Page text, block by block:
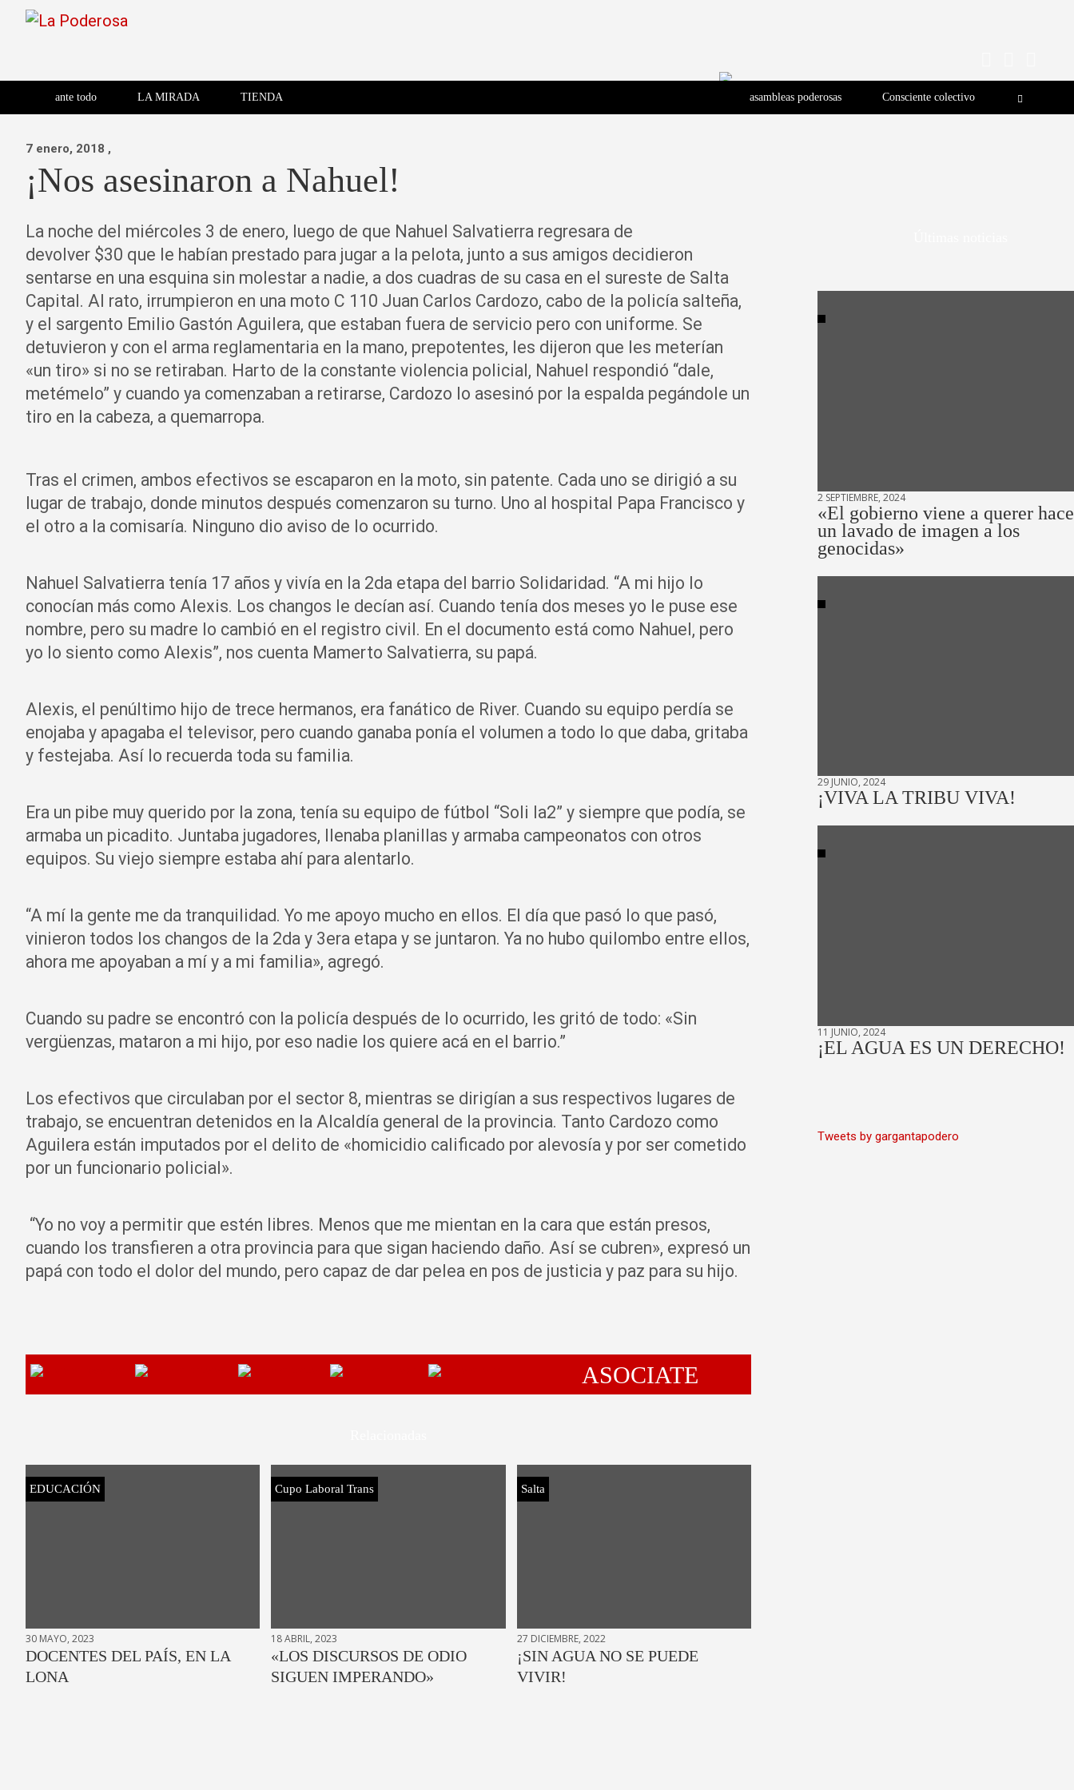
Saltar
La Poderosa
brazo literario del movimiento
La Poderosa
Revista de cultura villera, brazo literario del movimiento La Poderosa.
ante todo LA MIRADA TIENDA asambleas poderosas Consciente colectivo
7 enero, 2018 ,
¡Nos asesinaron a Nahuel!
La noche del miércoles 3 de enero, luego de que Nahuel Salvatierra regresara de
devolver $30 que le habían prestado para jugar a la pelota, junto a sus amigos decidieron
sentarse en una esquina sin molestar a nadie, a dos cuadras de su casa en el sureste de Salta
Capital. Al rato, irrumpieron en una moto C 110 Juan Carlos Cardozo, cabo de la policía salteña,
y el sargento Emilio Gastón Aguilera, que estaban fuera de servicio pero con uniforme. Se
detuvieron y con el arma reglamentaria en la mano, prepotentes, les dijeron que les meterían
«un tiro» si no se retiraban. Harto de la constante violencia policial, Nahuel respondió “dale,
metémelo” y cuando ya comenzaban a retirarse, Cardozo lo asesinó por la espalda pegándole un
tiro en la cabeza, a quemarropa.
Tras el crimen, ambos efectivos se escaparon en la moto, sin patente. Cada uno se dirigió a su
lugar de trabajo, donde minutos después comenzaron su turno. Uno al hospital Papa Francisco y
el otro a la comisaría. Ninguno dio aviso de lo ocurrido.
Nahuel Salvatierra tenía 17 años y vivía en la 2da etapa del barrio Solidaridad. “A mi hijo lo
conocían más como Alexis. Los changos le decían así. Cuando tenía dos meses yo le puse ese
nombre, pero su madre lo cambió en el registro civil. En el documento está como Nahuel, pero
yo lo siento como Alexis”, nos cuenta Mamerto Salvatierra, su papá.
Alexis, el penúltimo hijo de trece hermanos, era fanático de River. Cuando su equipo perdía se
enojaba y apagaba el televisor, pero cuando ganaba ponía el volumen a todo lo que daba, gritaba
y festejaba. Así lo recuerda toda su familia.
Era un pibe muy querido por la zona, tenía su equipo de fútbol “Soli la2” y siempre que podía, se
armaba un picadito. Juntaba jugadores, llenaba planillas y armaba campeonatos con otros
equipos. Su viejo siempre estaba ahí para alentarlo.
“A mí la gente me da tranquilidad. Yo me apoyo mucho en ellos. El día que pasó lo que pasó,
vinieron todos los changos de la 2da y 3era etapa y se juntaron. Ya no hubo quilombo entre ellos,
ahora me apoyaban a mí y a mi familia», agregó.
Cuando su padre se encontró con la policía después de lo ocurrido, les gritó de todo: «Sin
vergüenzas, mataron a mi hijo, por eso nadie los quiere acá en el barrio.”
Los efectivos que circulaban por el sector 8, mientras se dirigían a sus respectivos lugares de
trabajo, se encuentran detenidos en la Alcaldía general de la provincia. Tanto Cardozo como
Aguilera están imputados por el delito de «homicidio calificado por alevosía y por ser cometido
por un funcionario policial».
“Yo no voy a permitir que estén libres. Menos que me mientan en la cara que están presos,
cuando los transfieren a otra provincia para que sigan haciendo daño. Así se cubren», expresó un
papá con todo el dolor del mundo, pero capaz de dar pelea en pos de justicia y paz para su hijo.
ASOCIATE
EDUCACIÓN
30 MAYO, 2023
DOCENTES DEL PAÍS, EN LA
LONA
Cupo Laboral Trans
18 ABRIL, 2023
«LOS DISCURSOS DE ODIO
SIGUEN IMPERANDO»
Salta
27 DICIEMBRE, 2022
¡SIN AGUA NO SE PUEDE
VIVIR!
2 SEPTIEMBRE, 2024
«El gobierno viene a querer
un lavado de imagen a los
genocidas»
29 JUNIO, 2024
¡VIVA LA TRIBU VIVA!
11 JUNIO, 2024
¡EL AGUA ES UN DERECHO!
Tweets by gargantapodero